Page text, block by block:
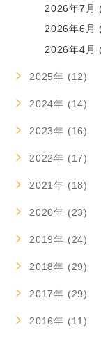
2026年7月
2026年6月
2026年4月
2025年 (12)
2024年 (14)
2023年 (16)
2022年 (17)
2021年 (18)
2020年 (23)
2019年 (24)
2018年 (29)
2017年 (29)
2016年 (11)